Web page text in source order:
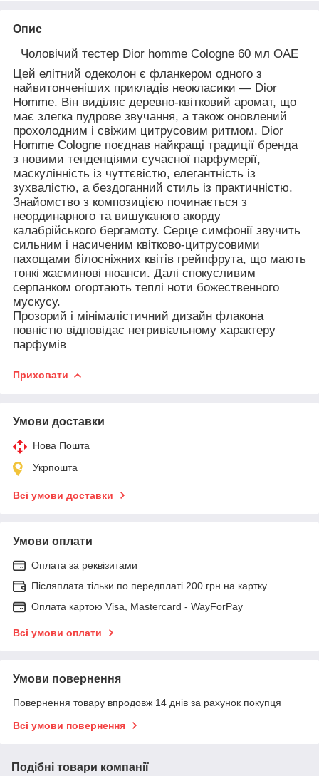
Опис
Чоловічий тестер Dior homme Cologne 60 мл ОАЕ
Цей елітний одеколон є фланкером одного з
найвитонченіших прикладів неокласики — Dior
Homme. Він виділяє деревно-квітковий аромат, що
має злегка пудрове звучання, а також оновлений
прохолодним і свіжим цитрусовим ритмом. Dior
Homme Cologne поєднав найкращі традиції бренда
з новими тенденціями сучасної парфумерії,
маскулінність із чуттєвістю, елегантність із
зухвалістю, а бездоганний стиль із практичністю.
Знайомство з композицією починається з
неординарного та вишуканого акорду
калабрійського бергамоту. Серце симфонії звучить
сильним і насиченим квітково-цитрусовими
пахощами білосніжних квітів грейпфрута, що мають
тонкі жасминові нюанси. Далі спокусливим
серпанком огортають теплі ноти божественного
мускусу.
Прозорий і мінімалістичний дизайн флакона
повністю відповідає нетривіальному характеру
парфумів
Приховати
Умови доставки
Нова Пошта
Укрпошта
Всі умови доставки
Умови оплати
Оплата за реквізитами
Післяплата тільки по передплаті 200 грн на картку
Оплата картою Visa, Mastercard - WayForPay
Всі умови оплати
Умови повернення
Повернення товару впродовж 14 днів за рахунок покупця
Всі умови повернення
Подібні товари компанії